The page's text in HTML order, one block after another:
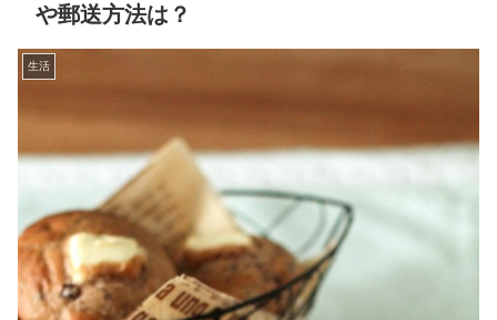
や郵送方法は？
生活